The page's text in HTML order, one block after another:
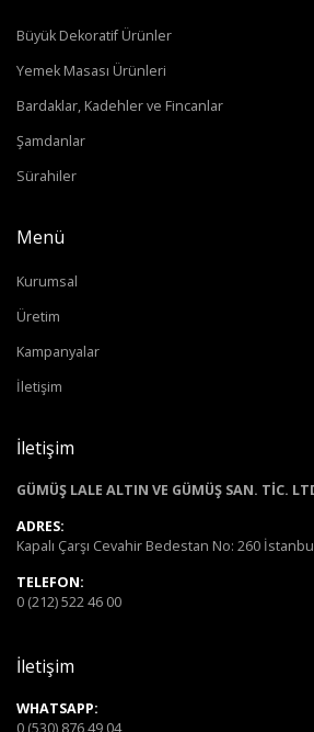
Büyük Dekoratif Ürünler
Yemek Masası Ürünleri
Bardaklar, Kadehler ve Fincanlar
Şamdanlar
Sürahiler
Menü
Kurumsal
Üretim
Kampanyalar
İletişim
İletişim
GÜMÜŞ LALE ALTIN VE GÜMÜŞ SAN. TİC.
ADRES:
Kapalı Çarşı Cevahir Bedestan No: 260
TELEFON:
0 (212) 522 46 00
İletişim
WHATSAPP:
0 (530) 876 49 04